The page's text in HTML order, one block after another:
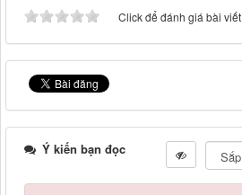
Click để đánh giá bài viết
Ý kiến bạn đọc